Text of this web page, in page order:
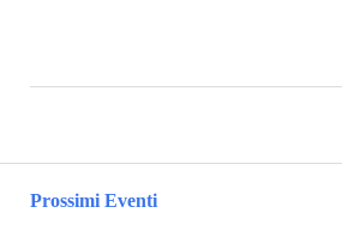
Prossimi Eventi